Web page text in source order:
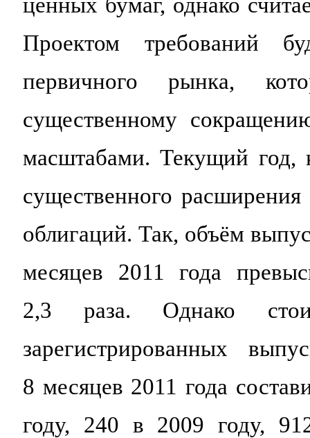
Проектом требований
первичного рынка,
существенному
масштабами. Текущий год,
существенного
облигаций. Так, объём
месяцев 2011 года
2,3 раза. Однако
зарегистрированных
8 месяцев 2011 года
году, 240 в 2009 году,